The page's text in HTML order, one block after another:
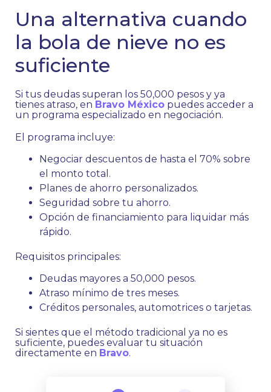
Una alternativa cuando
la bola de nieve no es
suficiente
Si tus deudas superan los 50,000 pesos y ya
tienes atraso, en Bravo México puedes acceder a
un programa especializado en negociación.
El programa incluye:
Negociar descuentos de hasta el 70% sobre
el monto total.
Planes de ahorro personalizados.
Seguridad sobre tu ahorro.
Opción de financiamiento para liquidar más
rápido.
Requisitos principales:
Deudas mayores a 50,000 pesos.
Atraso mínimo de tres meses.
Créditos personales, automotrices o tarjetas.
Si sientes que el método tradicional ya no es
suficiente, puedes evaluar tu situación
directamente en Bravo.